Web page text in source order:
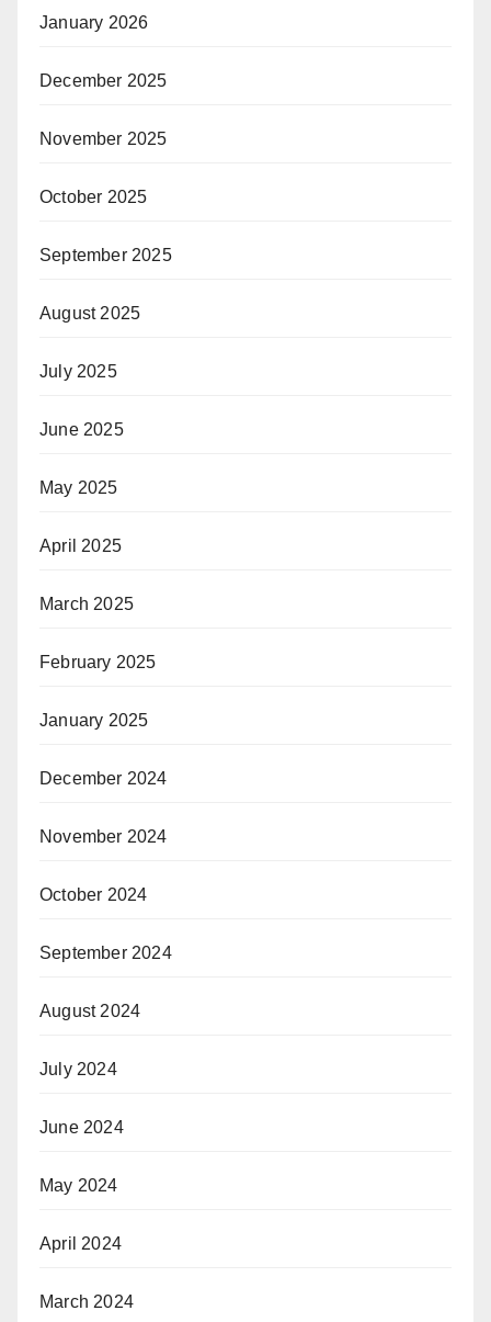
January 2026
December 2025
November 2025
October 2025
September 2025
August 2025
July 2025
June 2025
May 2025
April 2025
March 2025
February 2025
January 2025
December 2024
November 2024
October 2024
September 2024
August 2024
July 2024
June 2024
May 2024
April 2024
March 2024